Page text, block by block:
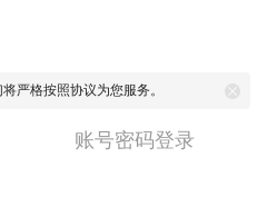
将严格按照协议为您服务。
账号密码登录